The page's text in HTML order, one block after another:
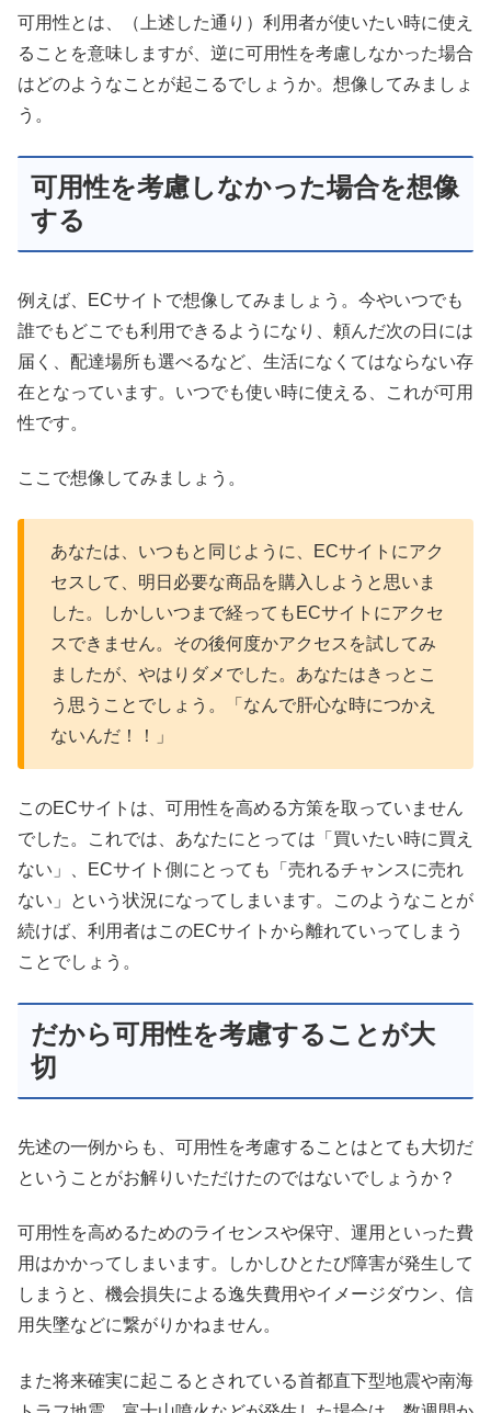
可用性とは、（上述した通り）利用者が使いたい時に使え
ることを意味しますが、逆に可用性を考慮しなかった場合
はどのようなことが起こるでしょうか。想像してみましょ
う。
可用性を考慮しなかった場合を想像
する
例えば、ECサイトで想像してみましょう。今やいつでも
誰でもどこでも利用できるようになり、頼んだ次の日には
届く、配達場所も選べるなど、生活になくてはならない存
在となっています。いつでも使い時に使える、これが可用
性です。
ここで想像してみましょう。
あなたは、いつもと同じように、ECサイトにアク
セスして、明日必要な商品を購入しようと思いま
した。しかしいつまで経ってもECサイトにアクセ
スできません。その後何度かアクセスを試してみ
ましたが、やはりダメでした。あなたはきっとこ
う思うことでしょう。「なんで肝心な時につかえ
ないんだ！！」
このECサイトは、可用性を高める方策を取っていません
でした。これでは、あなたにとっては「買いたい時に買え
ない」、ECサイト側にとっても「売れるチャンスに売れ
ない」という状況になってしまいます。このようなことが
続けば、利用者はこのECサイトから離れていってしまう
ことでしょう。
だから可用性を考慮することが大
切
先述の一例からも、可用性を考慮することはとても大切だ
ということがお解りいただけたのではないでしょうか？
可用性を高めるためのライセンスや保守、運用といった費
用はかかってしまいます。しかしひとたび障害が発生して
しまうと、機会損失による逸失費用やイメージダウン、信
用失墜などに繋がりかねません。
また将来確実に起こるとされている首都直下型地震や南海